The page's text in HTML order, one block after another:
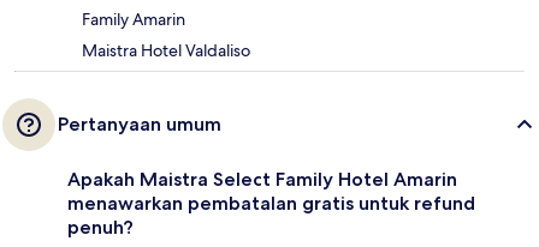
Family Amarin
Maistra Hotel Valdaliso
Pertanyaan umum
Apakah Maistra Select Family Hotel Amarin
menawarkan pembatalan gratis untuk refund
penuh?